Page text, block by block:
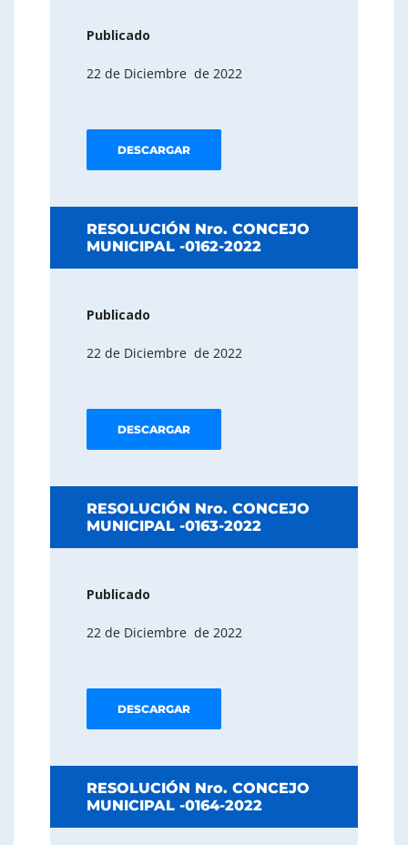
Publicado
22 de Diciembre de 2022
DESCARGAR
RESOLUCIÓN Nro. CONCEJO
MUNICIPAL -0162-2022
Publicado
22 de Diciembre de 2022
DESCARGAR
RESOLUCIÓN Nro. CONCEJO
MUNICIPAL -0163-2022
Publicado
22 de Diciembre de 2022
DESCARGAR
RESOLUCIÓN Nro. CONCEJO
MUNICIPAL -0164-2022